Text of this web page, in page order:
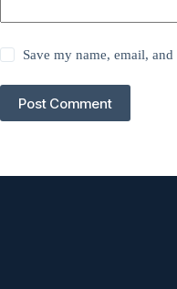
Save my name, email,
Post Comment